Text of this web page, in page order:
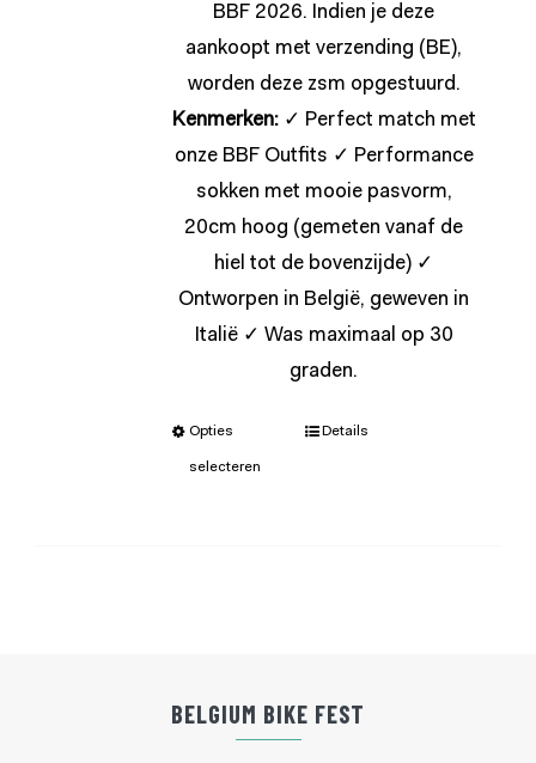
BBF 2026. Indien je deze
aankoopt met verzending (BE),
worden deze zsm opgestuurd.
Kenmerken:✓ Perfect match met
onze BBF Outfits ✓ Performance
sokken met mooie pasvorm,
20cm hoog (gemeten vanaf de
hiel tot de bovenzijde) ✓
Ontworpen in België, geweven in
Italië ✓ Was maximaal op 30
graden.
Opties
selecteren
Details
BELGIUM BIKE FEST